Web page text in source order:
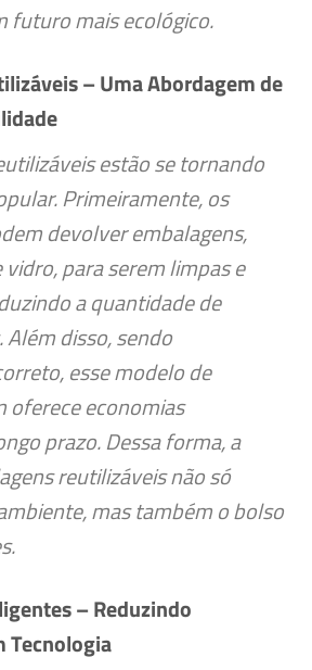
futuro mais ecológico.
– Uma Abordagem de
estão se tornando
Primeiramente, os
devolver embalagens,
para serem limpas e
a quantidade de
disso, sendo
esse modelo de
oferece economias
prazo. Dessa forma, a
reutilizáveis não só
mas também o bolso
– Reduzindo
Tecnologia